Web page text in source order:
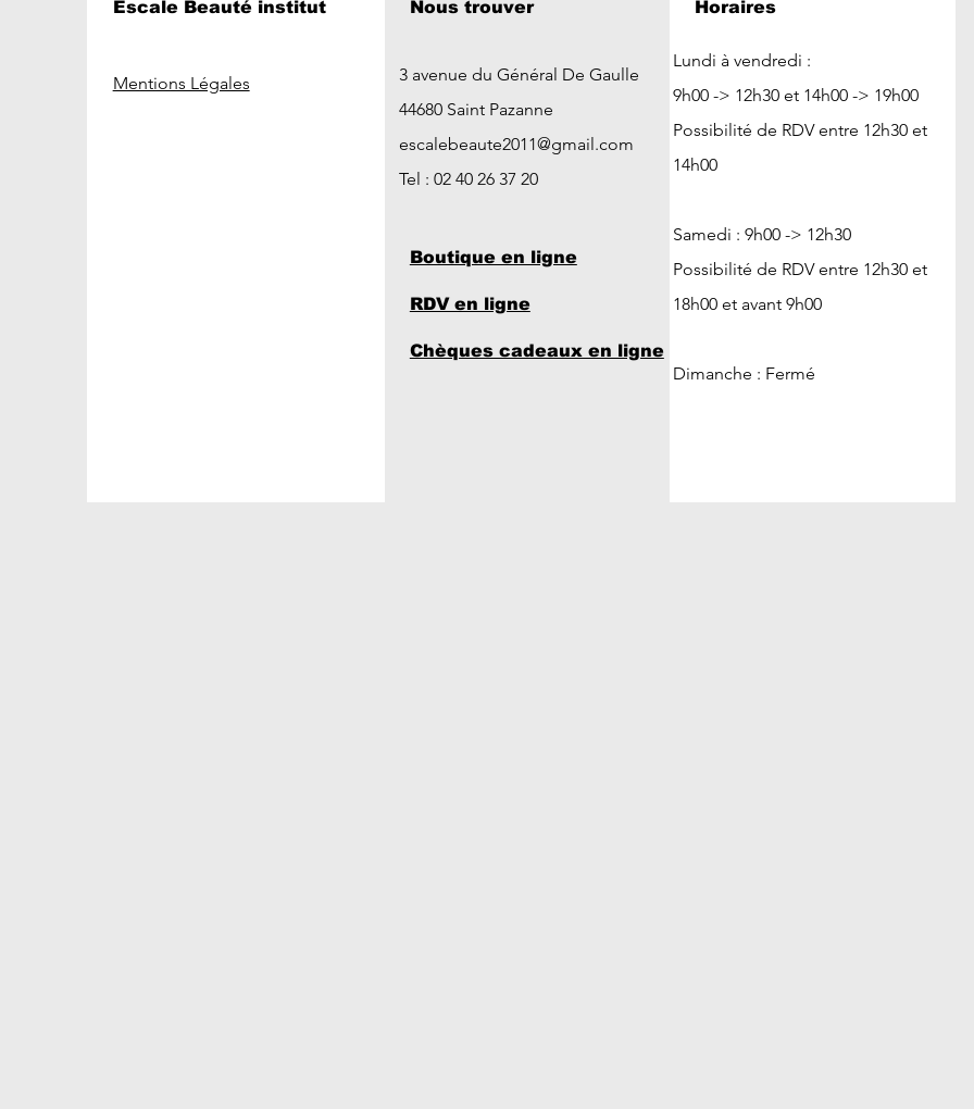
Escale Beauté institut
Mentions Légales
Nous trouver
3 avenue du Général De Gaulle
44680 Saint Pazanne
escalebeaute2011@gmail.com
Tel : 02 40 26 37 20
Boutique en ligne
RDV en ligne
Chèques cadeaux en ligne
Horaires
Lundi à vendredi :
9h00 -> 12h30 et 14h00 -> 19h00
Possibilité de RDV entre 12h30 et
14h00
Samedi : 9h00 -> 12h30
Possibilité de RDV entre 12h30 et
18h00 et avant 9h00
Dimanche : Fermé